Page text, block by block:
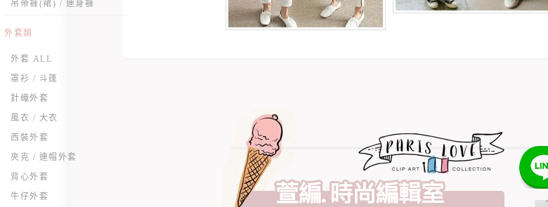
吊帶褲(裙) / 連身褲
外套類
外套 ALL
罩衫 / 斗篷
針織外套
風衣 / 大衣
西裝外套
夾克 / 連帽外套
背心外套
牛仔外套